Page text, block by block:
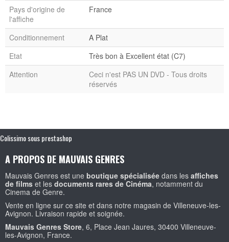
Pays d'origine de
l'affiche
France
Conditionnement
A Plat
Etat
Très bon à Excellent état (C7)
Attention
Ceci n'est PAS UN DVD - Tous droits
réservés
Colissimo sous prestashop
A PROPOS DE MAUVAIS GENRES
Mauvais Genres est une boutique spécialisée dans les affiches
de films et les documents rares de Cinéma, notamment du
Cinema de Genre.
Vente en ligne sur ce site et dans notre magasin de Villeneuve-les-
Avignon. Livraison rapide et soignée.
Mauvais Genres Store, 6, Place Jean Jaures, 30400 Villeneuve-
les-Avignon, France.